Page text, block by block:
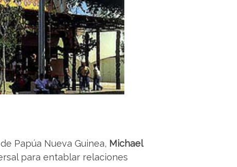
Papúa Nueva Guinea, Michael
para entablar relaciones